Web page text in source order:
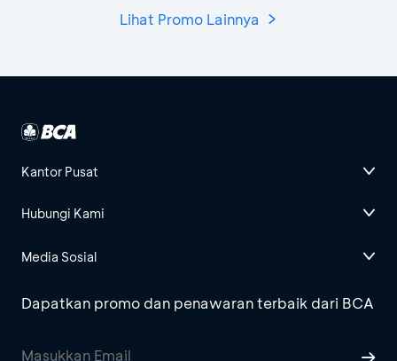
Lihat Promo Lainnya
Kantor Pusat
Hubungi Kami
Media Sosial
Dapatkan promo dan penawaran terbaik dari BCA